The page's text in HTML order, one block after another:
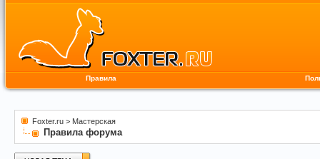
Правила
Foxter.ru > Мастерская
Правила форума